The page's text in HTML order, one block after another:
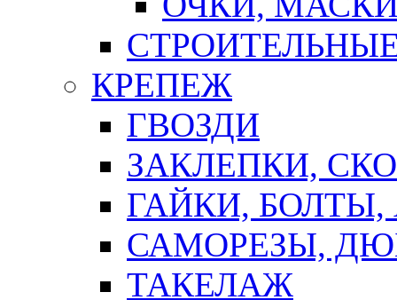
КРЕПЕЖ
ГВОЗДИ
ЗАКЛЕПКИ,
ГАЙКИ,
САМОРЕЗЫ,
ТАКЕЛАЖ